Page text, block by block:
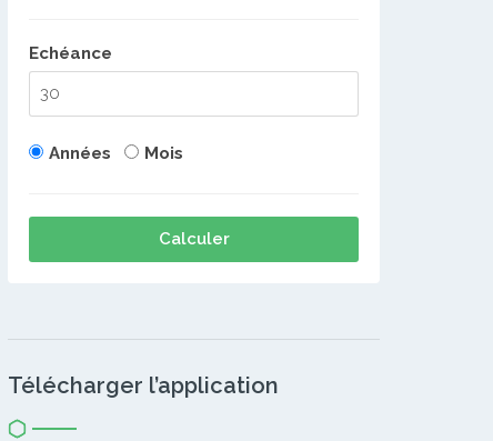
Echéance
Années Mois
Calculer
Télécharger l’application